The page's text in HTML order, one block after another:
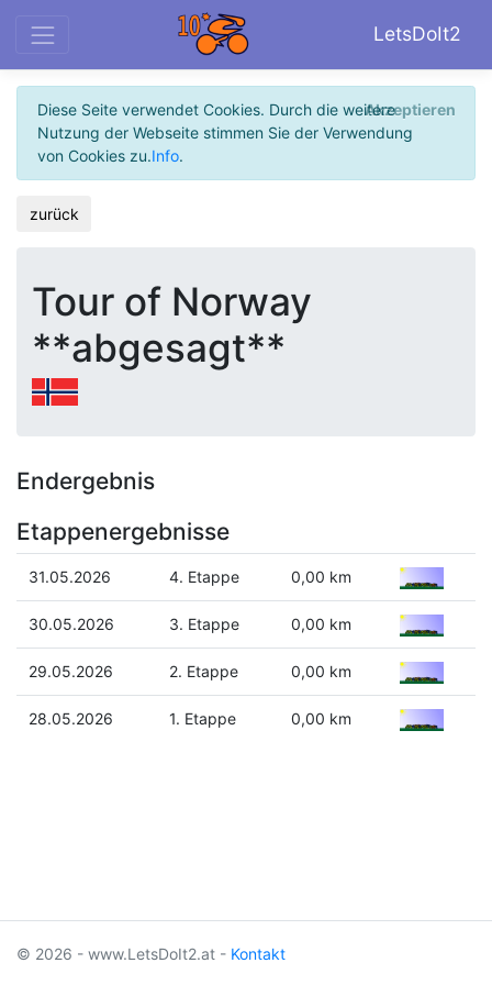
LetsDoIt2
Diese Seite verwendet Cookies. Durch die weitere
Nutzung der Webseite stimmen Sie der Verwendung
von Cookies zu.Info.
Akzeptieren
zurück
Tour of Norway
**abgesagt**
Endergebnis
Etappenergebnisse
31.05.2026 4. Etappe 0,00 km
30.05.2026 3. Etappe 0,00 km
29.05.2026 2. Etappe 0,00 km
28.05.2026 1. Etappe 0,00 km
© 2026 - www.LetsDoIt2.at - Kontakt